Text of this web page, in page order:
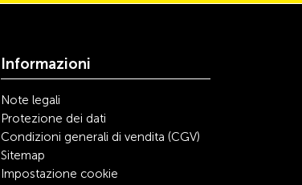
Informazioni
Note legali
Protezione dei dati
Condizioni generali di vendita (CGV)
Sitemap
Impostazione cookie